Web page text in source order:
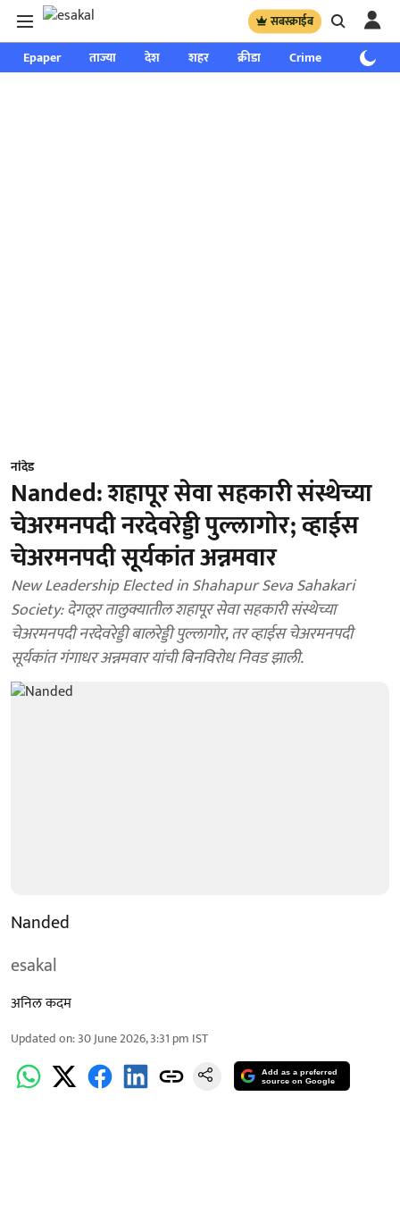
सबस्क्राईब
Epaper ताज्या देश शहर क्रीडा Crime साप्ताहिक
नांदेड
Nanded: शहापूर सेवा सहकारी संस्थेच्या
चेअरमनपदी नरदेवरेड्डी पुल्लागोर; व्हाईस
चेअरमनपदी सूर्यकांत अन्नमवार
New Leadership Elected in Shahapur Seva Sahakari
Society: देगलूर तालुक्यातील शहापूर सेवा सहकारी संस्थेच्या
चेअरमनपदी नरदेवरेड्डी बालरेड्डी पुल्लागोर, तर व्हाईस चेअरमनपदी
सूर्यकांत गंगाधर अन्नमवार यांची बिनविरोध निवड झाली.
Nanded
esakal
अनिल कदम
Updated on:30 June 2026, 3:31 pm IST
Add as a preferred
source on Google